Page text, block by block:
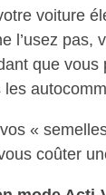
voiture
l’usez pas,
que
les
«
coûter